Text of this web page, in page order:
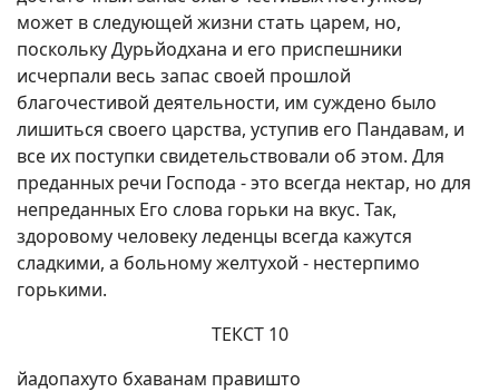
может в следующей жизни стать царем, но,
поскольку Дурьйодхана и его приспешники
исчерпали весь запас своей прошлой
благочестивой деятельности, им суждено было
лишиться своего царства, уступив его Пандавам, и
все их поступки свидетельствовали об этом. Для
преданных речи Господа - это всегда нектар, но для
непреданных Его слова горьки на вкус. Так,
здоровому человеку леденцы всегда кажутся
сладкими, а больному желтухой - нестерпимо
горькими.
ТЕКСТ 10
йадопахуто бхаванам правишто